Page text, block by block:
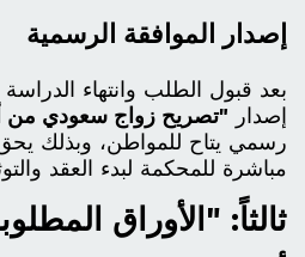
إصدار الموافقة الرسمية
بعد قبول الطلب وانتهاء الدراسة
إصدار "تصريح زواج سعودي من
رسمي يتاح للمواطن، وبذلك يحق
مباشرة للمحكمة لبدء العقد
ثالثاً: "الأوراق